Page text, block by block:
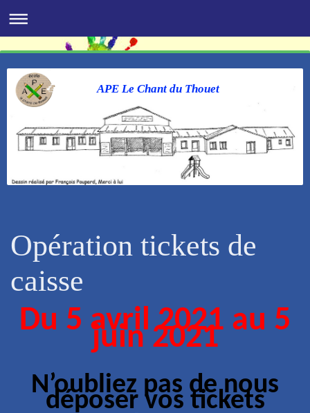
APE Le Chant du Thouet
Opération tickets de
caisse
Du 5 avril 2021 au 5
juin 2021
N’oubliez pas de nous
déposer vos tickets